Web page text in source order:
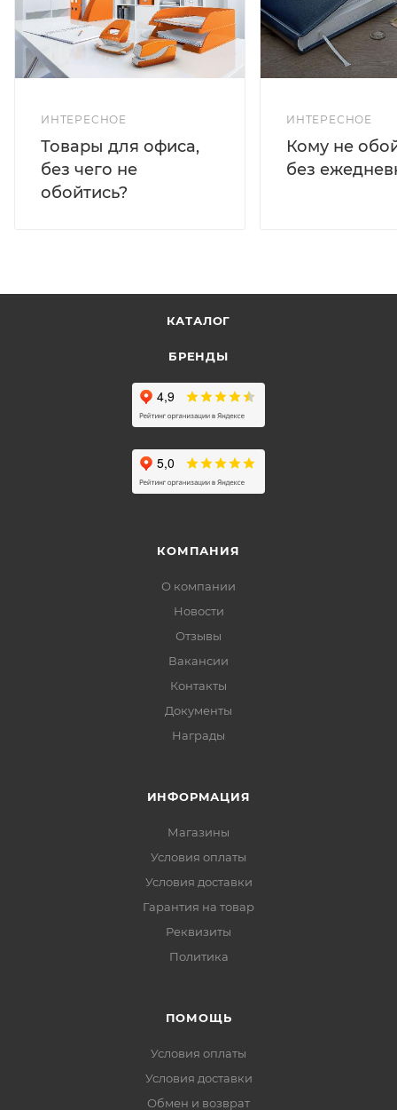
ИНТЕРЕСНОЕ
Товары для офиса,
без чего не
обойтись?
ИНТЕРЕСНОЕ
Кому не
без
КАТАЛОГ
БРЕНДЫ
КОМПАНИЯ
О компании
Новости
Отзывы
Вакансии
Контакты
Документы
Награды
ИНФОРМАЦИЯ
Магазины
Условия оплаты
Условия доставки
Гарантия на товар
Реквизиты
Политика
ПОМОЩЬ
Условия оплаты
Условия доставки
Обмен и возврат